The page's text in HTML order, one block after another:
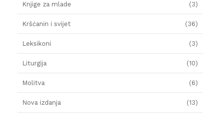
Knjige za mlade (3)
Kršćanin i svijet (36)
Leksikoni (3)
Liturgija (10)
Molitva (6)
Nova izdanja (13)